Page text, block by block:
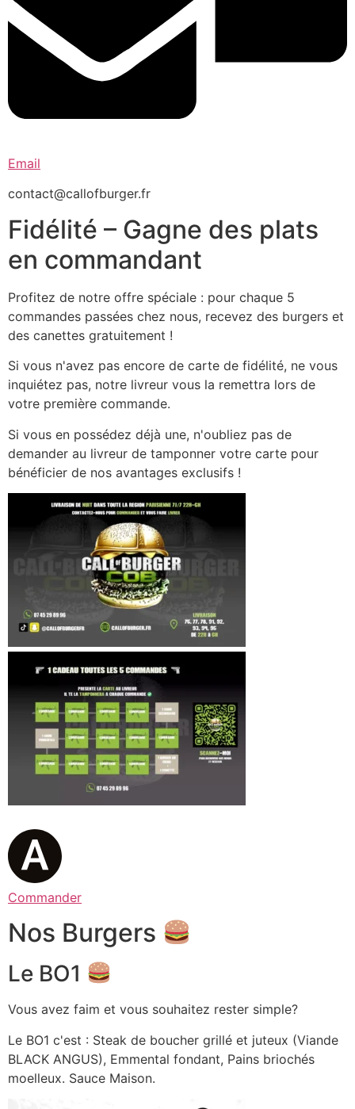
Email
contact@callofburger.fr
Fidélité – Gagne des plats
en commandant
Profitez de notre offre spéciale : pour chaque 5
commandes passées chez nous, recevez des burgers et
des canettes gratuitement !
Si vous n'avez pas encore de carte de fidélité, ne vous
inquiétez pas, notre livreur vous la remettra lors de
votre première commande.
Si vous en possédez déjà une, n'oubliez pas de
demander au livreur de tamponner votre carte pour
bénéficier de nos avantages exclusifs !
Commander
Nos Burgers
Le BO1
Vous avez faim et vous souhaitez rester simple?
Le BO1 c'est : Steak de boucher grillé et juteux (Viande
BLACK ANGUS), Emmental fondant, Pains briochés
moelleux. Sauce Maison.